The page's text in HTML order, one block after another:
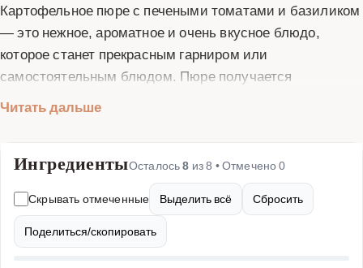
Картофельное пюре с печеными томатами и базиликом
— это нежное, ароматное и очень вкусное блюдо,
которое станет прекрасным гарниром или
самостоятельным блюдом. Пюре получается
приготовлению картофеля и добавлению сливочного
вкус и легкую сладость, а свежий базилик добавляет
пикантную нотку. Этот рецепт прост в исполнении, но
результат превзойдет все ожидания. Ингредиенты:
картофель, томаты, базилик, сливочное масло, молоко,
соль, перец. Приготовление: картофель отварить до
Читать дальше
ИнгредиентыОсталось8 из8 • Отмечено0
Скрывать отмеченные Выделить всё Сбросить
Поделиться/скопировать